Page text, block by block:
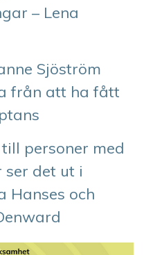
– Lena
Sjöström
från att ha fått
personer med
ser det ut i
Hanses och